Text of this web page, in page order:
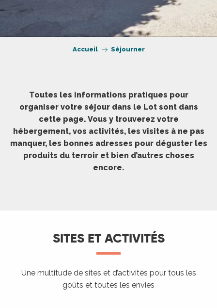
Accueil Séjourner
Toutes les informations pratiques pour
organiser votre séjour dans le Lot sont dans
cette page. Vous y trouverez votre
hébergement, vos activités, les visites à ne pas
manquer, les bonnes adresses pour déguster les
produits du terroir et bien d’autres choses
encore.
SITES ET ACTIVITÉS
Une multitude de sites et d’activités pour tous les
goûts et toutes les envies